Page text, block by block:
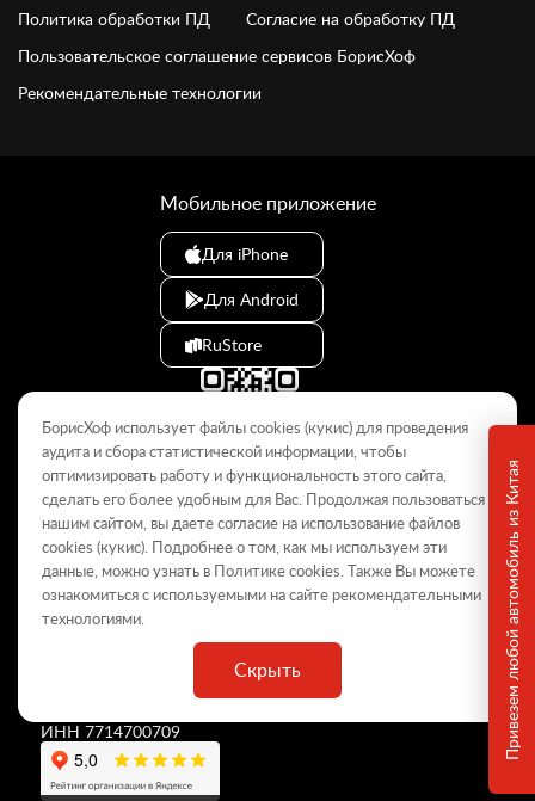
Привезем любой автомобиль из Китая
Политика обработки ПД
Согласие на обработку ПД
Пользовательское соглашение сервисов БорисХоф
Рекомендательные технологии
© 2009–2026
Данный интернет-сайт носит информационный характер и не
является публичной офертой, определяемой положениями Статьи
437 ГК РФ. Для получения подробной информации обращайтесь в
дилерские центры.
БорисХоф Холдинг»
ИНН 7714700709
Мобильное приложение
Для iPhone
Для Android
RuStore
БорисХоф использует файлы cookies (кукиc) для проведения
аудита и сбора статистической информации, чтобы
оптимизировать работу и функциональность этого сайта,
сделать его более удобным для Вас. Продолжая пользоваться
нашим сайтом, вы даете согласие на использование файлов
cookies (кукиc). Подробнее о том, как мы используем эти
данные, можно узнать в Политикеcookies. Также Вы можете
ознакомиться с используемыми на сайте рекомендательными
технологиями.
Скрыть